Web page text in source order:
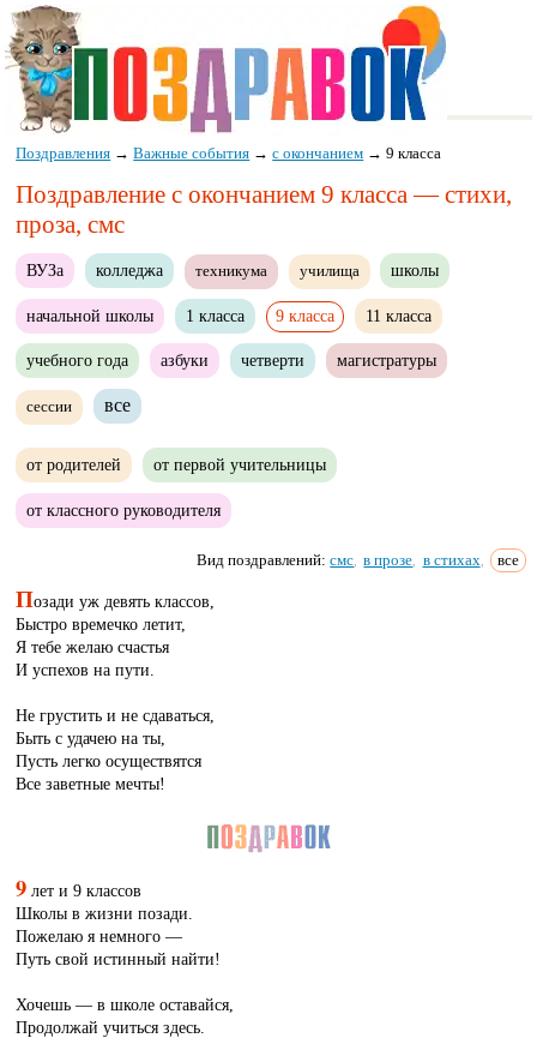
Поздравления →Важные события →с окончанием →9 класса
Поздравление с окончанием 9 класса — стихи,
проза, смс
ВУЗа колледжа техникума училища школы
начальной школы 1 класса 9 класса 11 класса
учебного года азбуки четверти магистратуры
сессии все
от родителей от первой учительницы
от классного руководителя
Вид поздравлений:смс в прозе в стихах все
Позади уж девять классов,
Быстро времечко летит,
Я тебе желаю счастья
И успехов на пути.
Не грустить и не сдаваться,
Быть с удачею на ты,
Пусть легко осуществятся
Все заветные мечты!
9 лет и 9 классов
Школы в жизни позади.
Пожелаю я немного —
Путь свой истинный найти!
Хочешь — в школе оставайся,
Продолжай учиться здесь.